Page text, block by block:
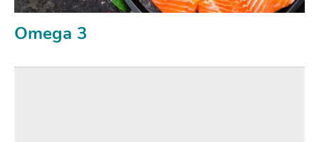
Omega 3